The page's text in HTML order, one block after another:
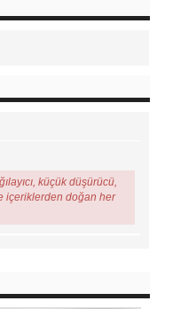
küçük düşürücü,
içeriklerden doğan her